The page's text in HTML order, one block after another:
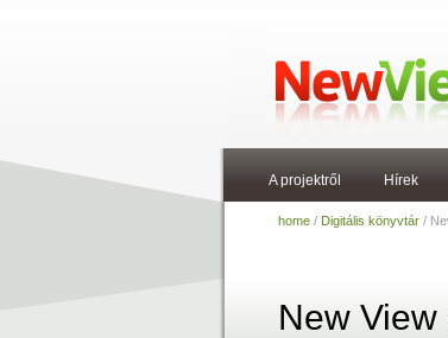
A projektről Hírek
home / Digitális könyvtár /
New